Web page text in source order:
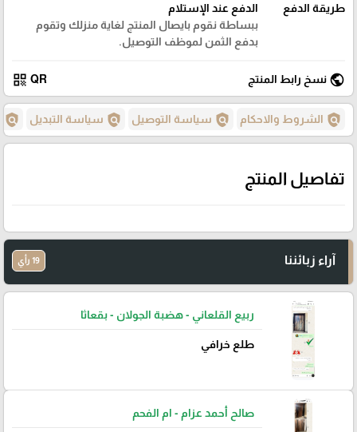
طريقة الدفع
الدفع عند الإستلام
ببساطة نقوم بايصال المنتج لغاية منزلك وتقوم
بدفع الثمن لموظف التوصيل.
public نسخ رابط المنتج QR
qr_code
policy الشروط والاحكام policy سياسة التوصيل policy سياسة التبديل policy
تفاصيل المنتج
آراء زبائننا 19 رأي
ربيع القلعاني - هضبة الجولان - بقعاثا
طلع خرافي
صالح أحمد عزام - ام الفحم